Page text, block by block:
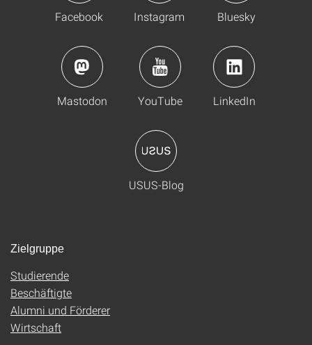
Facebook Instagram Bluesky
Mastodon YouTube LinkedIn
USUS-Blog
Zielgruppe
Studierende
Beschäftigte
Alumni und Förderer
Wirtschaft